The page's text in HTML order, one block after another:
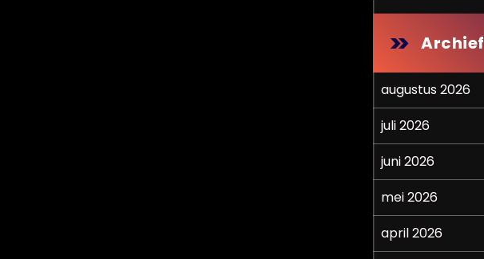
Archief
augustus 2026
juli 2026
juni 2026
mei 2026
april 2026